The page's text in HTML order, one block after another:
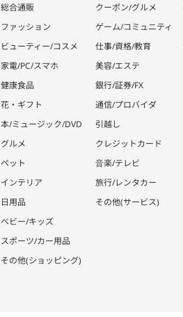
総合通販
ファッション
ビューティー/コスメ
家電/PC/スマホ
健康食品
花・ギフト
本/ミュージック/DVD
グルメ
ペット
インテリア
日用品
ベビー/キッズ
スポーツ/カー用品
その他(ショッピング)
クーポン/グルメ
ゲーム/コミュニティ
仕事/資格/教育
美容/エステ
銀行/証券/FX
通信/プロバイダ
引越し
クレジットカード
音楽/テレビ
旅行/レンタカー
その他(サービス)